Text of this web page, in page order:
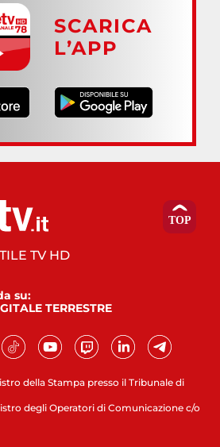
SCARICA
L’APP
della Stampa presso il Tribunale di
degli Operatori di Comunicazione c/o
TV HD
su:
TERRESTRE